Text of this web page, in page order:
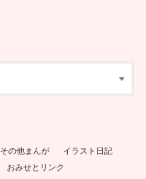
その他まんが
イラスト日記
おみせとリンク